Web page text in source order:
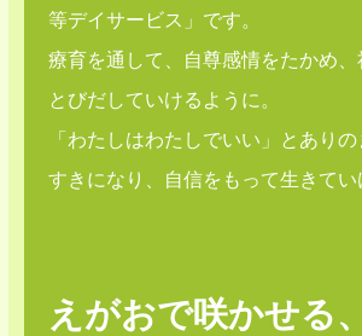
等デイサービス」です。
療育を通して、自尊感情をたかめ、
とびだしていけるように。
「わたしはわたしでいい」とあり
すきになり、自信をもって生きてい
えがおで咲かせる